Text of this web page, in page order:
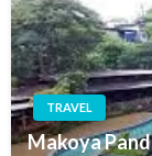
TRAVEL
Makoya